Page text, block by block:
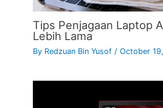
Tips Penjagaan Laptop
Lebih Lama
By Redzuan Bin Yusof /October